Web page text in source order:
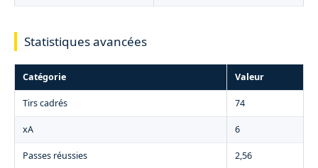
Statistiques avancées
Catégorie Valeur
Tirs cadrés 74
xA 6
Passes réussies 2,56